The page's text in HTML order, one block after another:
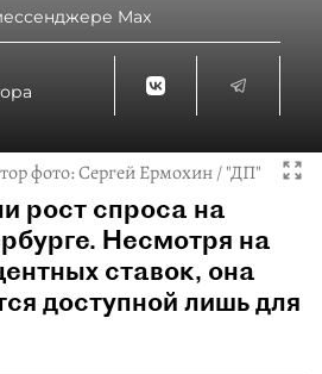
Max
фото:Сергей Ермохин / "ДП"
рост спроса на
Несмотря на
ставок, она
доступной лишь для